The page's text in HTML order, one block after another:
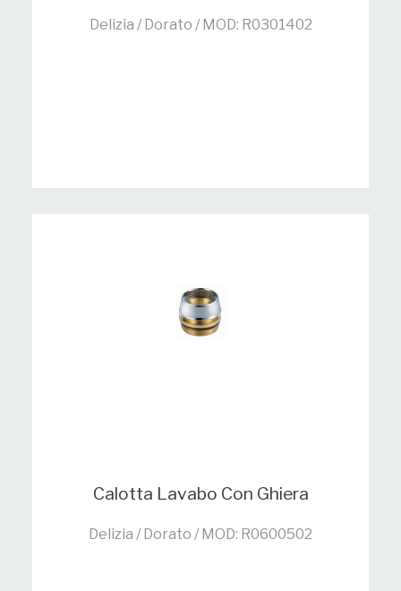
Delizia / Dorato / MOD: R0301402
Calotta Lavabo Con Ghiera
Delizia / Dorato / MOD: R0600502